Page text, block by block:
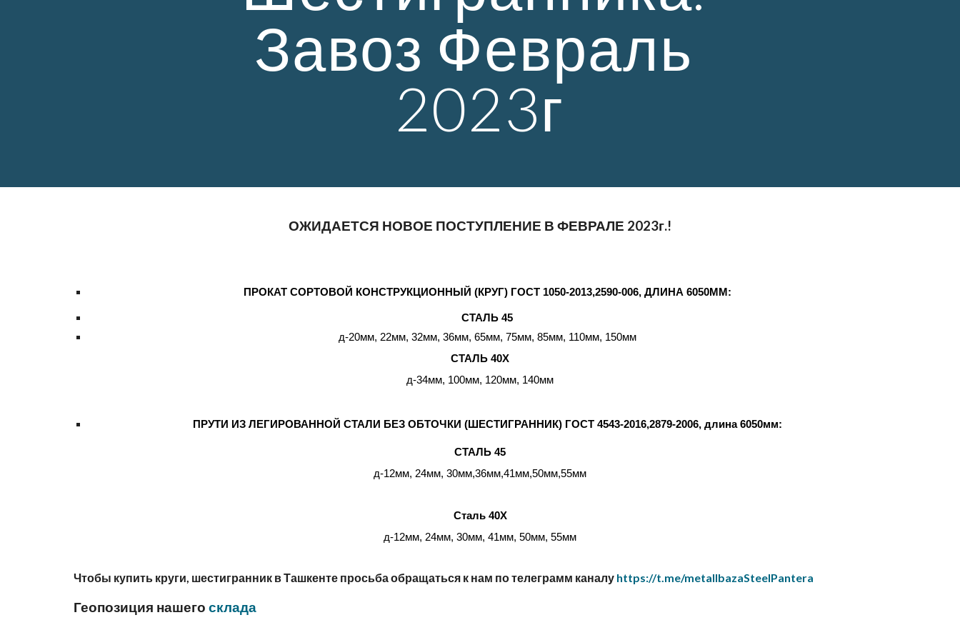
Завоз Февраль
2023г
ОЖИДАЕТСЯ НОВОЕ ПОСТУПЛЕНИЕ В ФЕВРАЛЕ 2023г.!
ПРОКАТ СОРТОВОЙ КОНСТРУКЦИОННЫЙ (КРУГ) ГОСТ 1050-2013,2590-006, ДЛИНА 6050ММ:
СТАЛЬ 45
д-20мм, 22мм, 32мм, 36мм, 65мм, 75мм, 85мм, 110мм, 150мм
СТАЛЬ 40Х
д-34мм, 100мм, 120мм, 140мм
ПРУТИ ИЗ ЛЕГИРОВАННОЙ СТАЛИ БЕЗ ОБТОЧКИ (ШЕСТИГРАННИК) ГОСТ 4543-2016,2879-2006, длина 6050мм:
СТАЛЬ 45
д-12мм, 24мм, 30мм,36мм,41мм,50мм,55мм
Сталь 40Х
д-12мм, 24мм, 30мм, 41мм, 50мм, 55мм
Чтобы купить круги, шестигранник в Ташкенте просьба обращаться к нам по телеграмм каналу https://t.me/metallbazaSteelPantera
Геопозиция нашего склада